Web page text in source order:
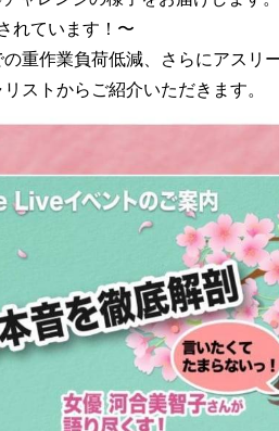
れています！〜
重作業負荷低減、さらにアスリ
ストからご紹介いただきます。